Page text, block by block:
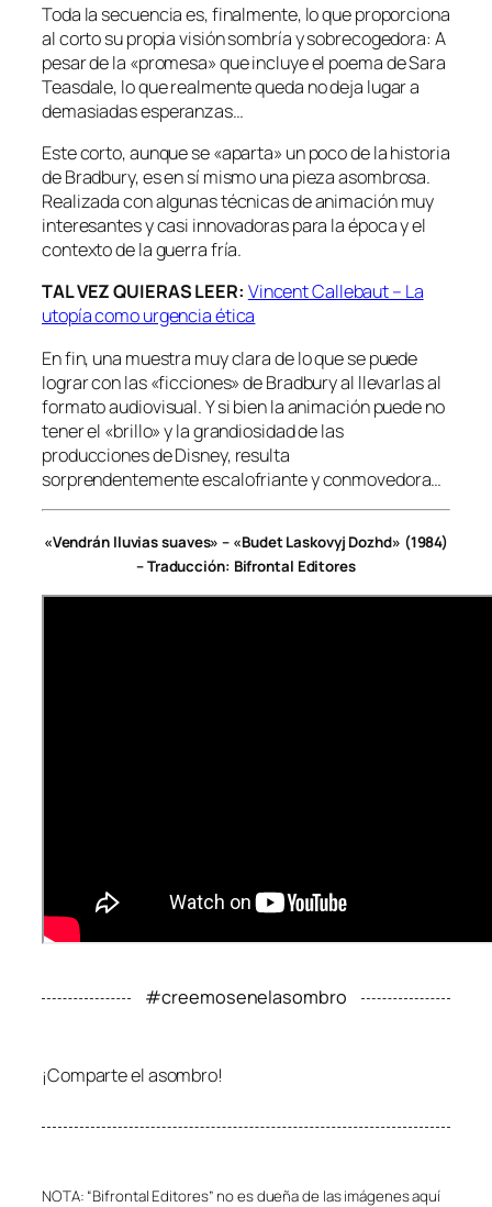
Toda la secuencia es, finalmente, lo que proporciona
al corto su propia visión sombría y sobrecogedora: A
pesar de la «promesa» que incluye el poema de Sara
Teasdale, lo que realmente queda no deja lugar a
demasiadas esperanzas…
Este corto, aunque se «aparta» un poco de la historia
de Bradbury, es en sí mismo una pieza asombrosa.
Realizada con algunas técnicas de animación muy
interesantes y casi innovadoras para la época y el
contexto de la guerra fría.
TAL VEZ QUIERAS LEER: Vincent Callebaut – La
utopía como urgencia ética
En fin, una muestra muy clara de lo que se puede
lograr con las «ficciones» de Bradbury al llevarlas al
formato audiovisual. Y si bien la animación puede no
tener el «brillo» y la grandiosidad de las
producciones de Disney, resulta
sorprendentemente escalofriante y conmovedora…
«Vendrán lluvias suaves» – «Budet Laskovyj Dozhd» (1984)
– Traducción: Bifrontal Editores
#creemosenelasombro
¡Comparte el asombro!
NOTA: “Bifrontal Editores” no es dueña de las imágenes aquí